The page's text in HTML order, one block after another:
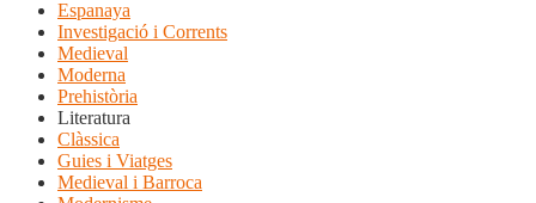
Espanaya
Investigació i Corrents
Medieval
Moderna
Prehistòria
Literatura
Clàssica
Guies i Viatges
Medieval i Barroca